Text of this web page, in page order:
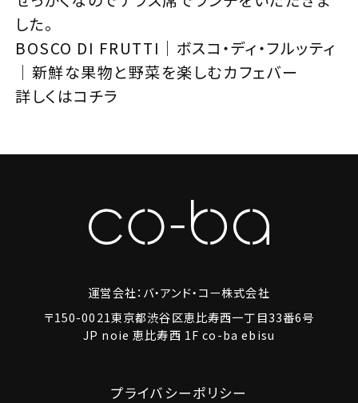
した。
BOSCO DI FRUTTI｜ボスコ・ディ・フルッティ
｜新鮮な果物と野菜を楽しむカフェバー
詳しくはコチラ
運営会社：バ・アンド・コー株式会社
〒150-0021東京都渋谷区恵比寿西一丁目33番6号
JP noie 恵比寿西 1F co-ba ebisu
プライバシーポリシー